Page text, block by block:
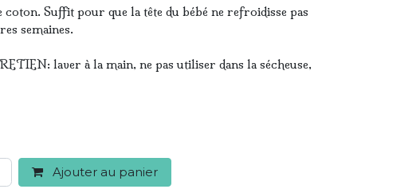
Suffit pour que la tête du bébé ne refroidisse pas
semaines.
laver à la main, ne pas utiliser dans la sécheuse,
Ajouter au panier